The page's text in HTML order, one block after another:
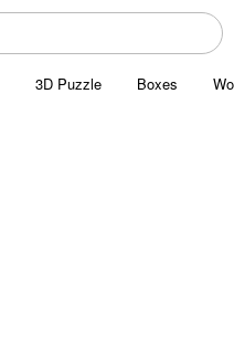
3D Puzzle Boxes